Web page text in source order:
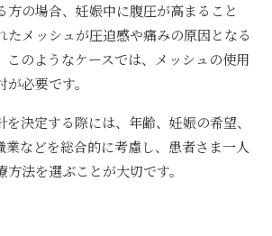
方の場合、妊娠中に腹圧が高まること
たメッシュが圧迫感や痛みの原因となる
このようなケースでは、メッシュの使用
必要です。
を決定する際には、年齢、妊娠の希望、
業などを総合的に考慮し、患者さま一人
法を選ぶことが大切です。